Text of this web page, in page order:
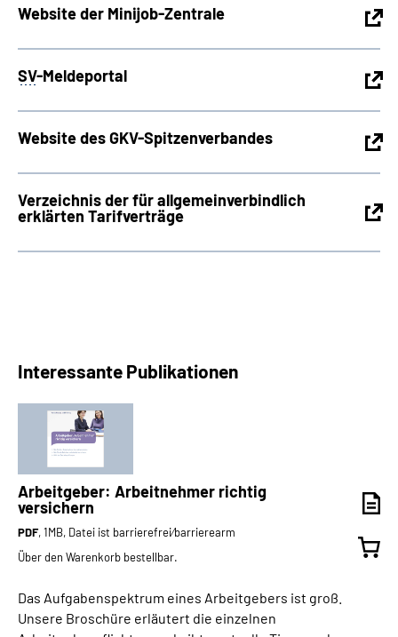
Website der Minijob-Zentrale
SV-Meldeportal
Website des GKV-Spitzenverbandes
Verzeichnis der für allgemeinverbindlich
erklärten Tarifverträge
Interessante Publikationen
Arbeitgeber: Arbeitnehmer richtig
versichern
PDF, 1MB, Datei ist barrierefrei⁄barrierearm
Über den Warenkorb bestellbar.
Das Aufgabenspektrum eines Arbeitgebers ist groß.
Unsere Broschüre erläutert die einzelnen